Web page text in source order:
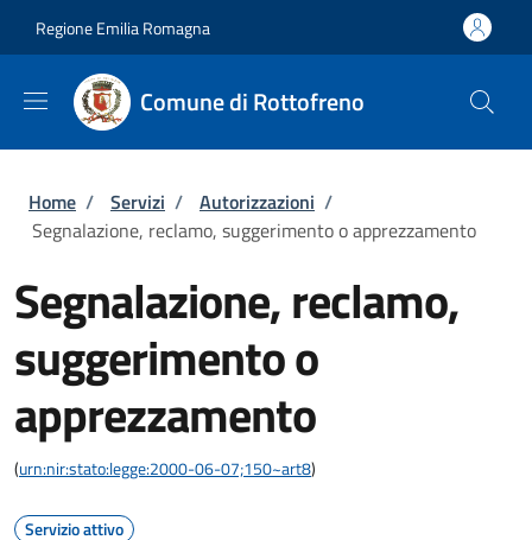
Regione Emilia Romagna
Comune di Rottofreno
Briciole di pane
Home / Servizi / Autorizzazioni /
Segnalazione, reclamo, suggerimento o apprezzamento
Segnalazione, reclamo,
suggerimento o
apprezzamento
(urn:nir:stato:legge:2000-06-07;150~art8)
Servizio attivo